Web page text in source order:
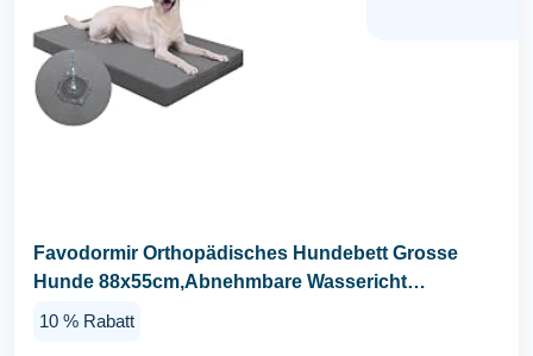
Favodormir Orthopädisches Hundebett Grosse
Hunde 88x55cm,Abnehmbare Wassericht
Kunstleder-Hülle...
10 % Rabatt